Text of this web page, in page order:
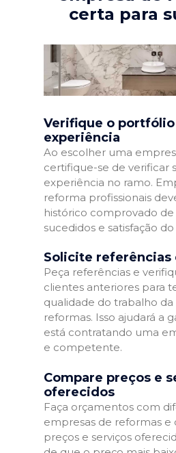
certa para
Verifique o portfólio
experiência
Ao escolher uma
certifique-se de verificar
experiência no ramo.
reforma profissionais
histórico comprovado
sucedidos e satisfação
Solicite referências
Peça referências e
clientes anteriores para
qualidade do trabalho
reformas. Isso ajudará a
está contratando uma
e competente.
Compare preços e
oferecidos
Faça orçamentos com
empresas de reformas e
preços e serviços